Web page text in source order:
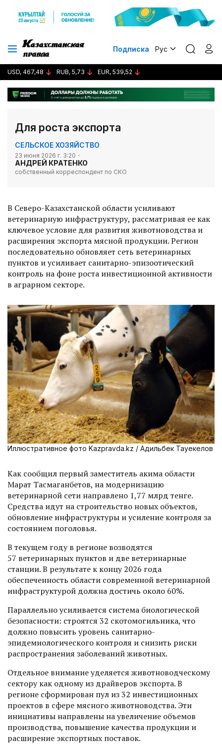
Подписка Рус
USD, 467,48 RUB, 5,73 EUR, 539,52
Для роста экспорта
СЕЛЬСКОЕ ХОЗЯЙСТВО
23 июня 2026 г. 3:20
АНДРЕЙ КРАТЕНКО
собственный корреспондент по СКО
В Северо-Казахстанской области усиливают
ветеринарную инфраструктуру, рассматривая ее как
ключевое условие для развития животноводства и
расширения экспорта мясной продукции. Регион
пос­ледовательно обновляет сеть ветеринарных
пунктов и усиливает санитарно-эпизоотический
контроль на фоне роста инвестиционной активности
в аграрном секторе.
Иллюстративное фото Kazpravda.kz / Адильбек Тауекелов
Как сообщил первый заместитель акима области
Марат Тасмаганбетов, на модернизацию
ветеринарной сети направлено 1,77 млрд тенге.
Средства идут на строительство новых объектов,
обновление инфраструктуры и усиление контроля за
состоянием поголовья.
В текущем году в регионе возводятся
57 ветеринарных пунк­тов и две ветеринарные
станции. В результате к концу 2026 года
обеспеченность области современной ветеринарной
инфраструктурой должна достичь около 60%.
Параллельно усиливается сис­тема биологической
безопаснос­ти: строятся 32 скотомогильника, что
должно повысить уровень санитарно-
эпидемиологического контроля и снизить риски
распространения заболеваний животных.
Отдельное внимание уделяется животноводческому
сектору как одному из драйверов экспорта. В
регионе сформирован пул из 32 инвестиционных
проектов в сфере мясного животноводства. Эти
инициативы направлены на увеличение объемов
производства, повышение качества продукции и
расширение экспортных поставок.